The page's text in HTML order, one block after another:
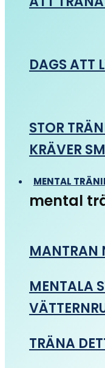
DAGS ATT
STOR
KRÄVER
MENTAL
mental
MANTRAN
MENTALA
TRÄNA